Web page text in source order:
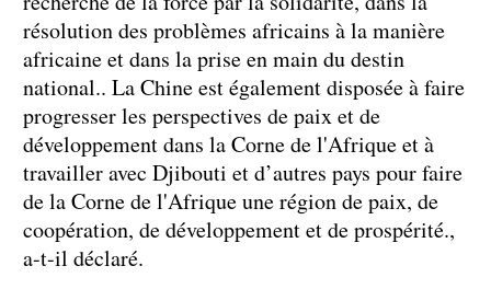
résolution des problèmes africains à la manière
africaine et dans la prise en main du destin
national.. La Chine est également disposée à faire
progresser les perspectives de paix et de
développement dans la Corne de l'Afrique et à
travailler avec Djibouti et d’autres pays pour faire
de la Corne de l'Afrique une région de paix, de
coopération, de développement et de prospérité.,
a-t-il déclaré.